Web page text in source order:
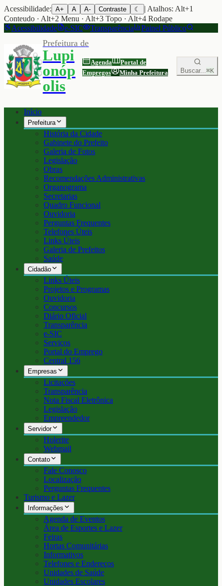
Acessibilidade: A+ A A- Contraste ☾
| Atalhos: Alt+1
Conteudo · Alt+2 Menu · Alt+3 Topo · Alt+4 Rodape
Acessibilidade
e-SIC Transparência Painel Público
Prefeitura de
Lupi
onóp
olis
Agenda
Portal de
Empregos
Minha Prefeitura Buscar...⌘K
Início
Prefeitura
História da Cidade
Gabinete do Prefeito
Galeria de Fotos
Legislação
Obras
Recomendações Administrativas
Organograma
Secretarias
Quadro Funcional
Ouvidoria
Perguntas Frequentes
Telefones Úteis
Links Úteis
Galeria de Prefeitos
Saúde
Cidadão
Links Úteis
Projetos e Programas
Ouvidoria
Concursos
Diário Oficial
Transparência
e-SIC
Serviços
Portal do Emprego
Central 156
Empresas
Licitações
Transparência
Nota Fiscal Eletrônica
Legislação
Empreendedor
Servidor
Holerite
Webmail
Contato
Fale Conosco
Localização
Perguntas Frequentes
Turismo e Lazer
Informações
Agenda de Eventos
Área de Esportes e Lazer
Feiras
Hortas Comunitárias
Informativos
Telefones e Endereços
Unidades de Saúde
Unidades Escolares